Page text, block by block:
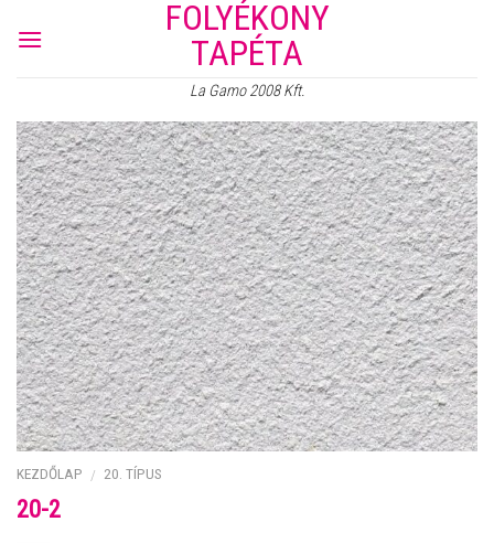
FOLYÉKONY
TAPÉTA
La Gamo 2008 Kft.
KEZDŐLAP / 20. TÍPUS
20-2